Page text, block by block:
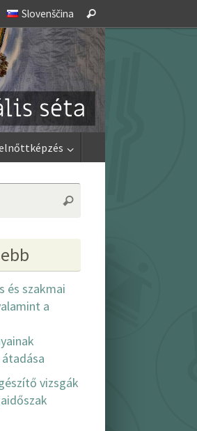
Slovenščina
for:
Search
Search
és szakmai
a
vizsgák